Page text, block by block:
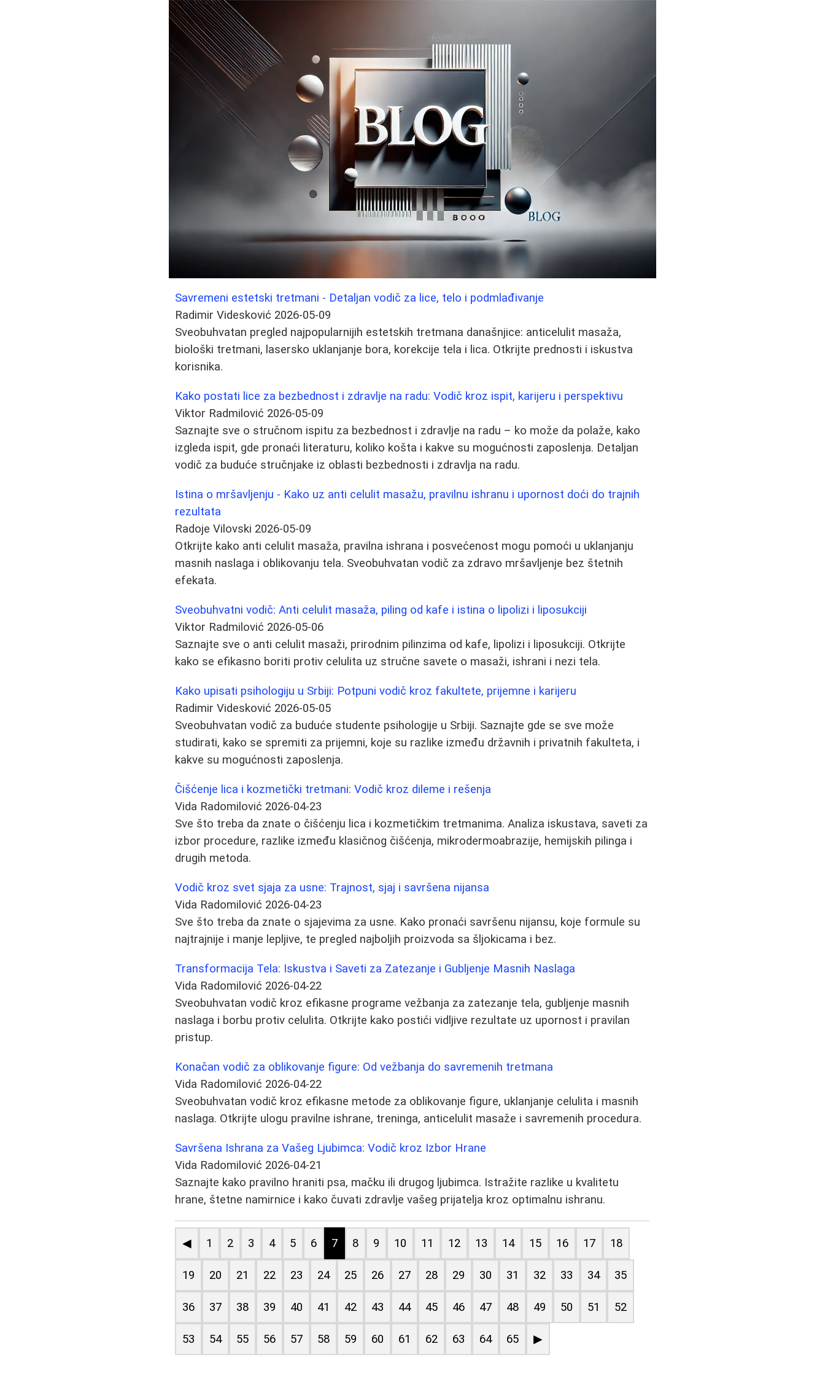
Savremeni estetski tretmani - Detaljan vodič za lice, telo i podmlađivanje
Radimir Videsković 2026-05-09
Sveobuhvatan pregled najpopularnijih estetskih tretmana današnjice: anticelulit masaža,
biološki tretmani, lasersko uklanjanje bora, korekcije tela i lica. Otkrijte prednosti i iskustva
korisnika.
Kako postati lice za bezbednost i zdravlje na radu: Vodič kroz ispit, karijeru i perspektivu
Viktor Radmilović 2026-05-09
Saznajte sve o stručnom ispitu za bezbednost i zdravlje na radu – ko može da polaže, kako
izgleda ispit, gde pronaći literaturu, koliko košta i kakve su mogućnosti zaposlenja. Detaljan
vodič za buduće stručnjake iz oblasti bezbednosti i zdravlja na radu.
Istina o mršavljenju - Kako uz anti celulit masažu, pravilnu ishranu i upornost doći do trajnih
rezultata
Radoje Vilovski 2026-05-09
Otkrijte kako anti celulit masaža, pravilna ishrana i posvećenost mogu pomoći u uklanjanju
masnih naslaga i oblikovanju tela. Sveobuhvatan vodič za zdravo mršavljenje bez štetnih
efekata.
Sveobuhvatni vodič: Anti celulit masaža, piling od kafe i istina o lipolizi i liposukciji
Viktor Radmilović 2026-05-06
Saznajte sve o anti celulit masaži, prirodnim pilinzima od kafe, lipolizi i liposukciji. Otkrijte
kako se efikasno boriti protiv celulita uz stručne savete o masaži, ishrani i nezi tela.
Kako upisati psihologiju u Srbiji: Potpuni vodič kroz fakultete, prijemne i karijeru
Radimir Videsković 2026-05-05
Sveobuhvatan vodič za buduće studente psihologije u Srbiji. Saznajte gde se sve može
studirati, kako se spremiti za prijemni, koje su razlike između državnih i privatnih fakulteta, i
kakve su mogućnosti zaposlenja.
Čišćenje lica i kozmetički tretmani: Vodič kroz dileme i rešenja
Vida Radomilović 2026-04-23
Sve što treba da znate o čišćenju lica i kozmetičkim tretmanima. Analiza iskustava, saveti za
izbor procedure, razlike između klasičnog čišćenja, mikrodermoabrazije, hemijskih pilinga i
drugih metoda.
Vodič kroz svet sjaja za usne: Trajnost, sjaj i savršena nijansa
Vida Radomilović 2026-04-23
Sve što treba da znate o sjajevima za usne. Kako pronaći savršenu nijansu, koje formule su
najtrajnije i manje lepljive, te pregled najboljih proizvoda sa šljokicama i bez.
Transformacija Tela: Iskustva i Saveti za Zatezanje i Gubljenje Masnih Naslaga
Vida Radomilović 2026-04-22
Sveobuhvatan vodič kroz efikasne programe vežbanja za zatezanje tela, gubljenje masnih
naslaga i borbu protiv celulita. Otkrijte kako postići vidljive rezultate uz upornost i pravilan
pristup.
Konačan vodič za oblikovanje figure: Od vežbanja do savremenih tretmana
Vida Radomilović 2026-04-22
Sveobuhvatan vodič kroz efikasne metode za oblikovanje figure, uklanjanje celulita i masnih
naslaga. Otkrijte ulogu pravilne ishrane, treninga, anticelulit masaže i savremenih procedura.
Savršena Ishrana za Vašeg Ljubimca: Vodič kroz Izbor Hrane
Vida Radomilović 2026-04-21
Saznajte kako pravilno hraniti psa, mačku ili drugog ljubimca. Istražite razlike u kvalitetu
hrane, štetne namirnice i kako čuvati zdravlje vašeg prijatelja kroz optimalnu ishranu.
◀ 1 2 3 4 5 6 7 8 9 10 11 12 13 14 15 16 17 18
19 20 21 22 23 24 25 26 27 28 29 30 31 32 33 34 35
36 37 38 39 40 41 42 43 44 45 46 47 48 49 50 51 52
53 54 55 56 57 58 59 60 61 62 63 64 65 ▶